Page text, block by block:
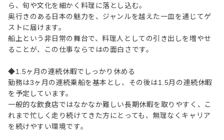
ら、旬や文化を細かく料理に落とし込む。
奥行きのある日本の魅力を、ジャンルを越えた一皿を通じてゲ
ストに届けます。
船上という非日常の舞台で、料理人としての引き出しを増やせ
ることが、この仕事ならではの面白さです。
◆1.5ヶ月の連続休暇でしっかり休める
勤務は3ヶ月の連続乗船を基本とし、その後は1.5月の連続休暇
を予定しています。
一般的な飲食店ではなかなか難しい長期休暇を取りやすく、こ
れまで忙しく走り続けてきた方にとっても、無理なくキャリア
を続けやすい環境です。